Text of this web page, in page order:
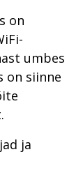
on
umbes
on siinne
ja